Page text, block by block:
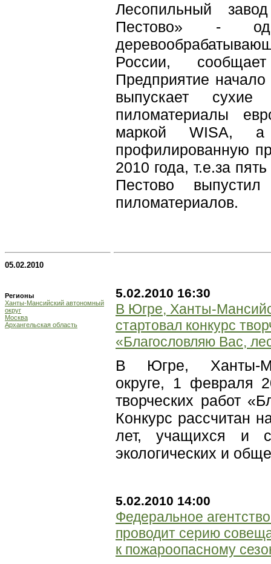
Лесопильный
Пестово» -
России,
Предприятие
выпускает
пиломатериалы
маркой WISA,
профилированную
2010 года, т.е.за
Пестово
пиломатериалов.
05.02.2010
Регионы
Ханты-Мансийский автономный
округ
Москва
Архангельская область
5.02.2010 16:30
В Югре, Ханты-
стартовал конкурс
«Благословляю Вас,
В Югре, Ханты-
округе, 1 февраля
творческих работ
Конкурс рассчитан
лет, учащихся и
экологических и
5.02.2010 14:00
Федеральное
проводит серию
к пожароопасному